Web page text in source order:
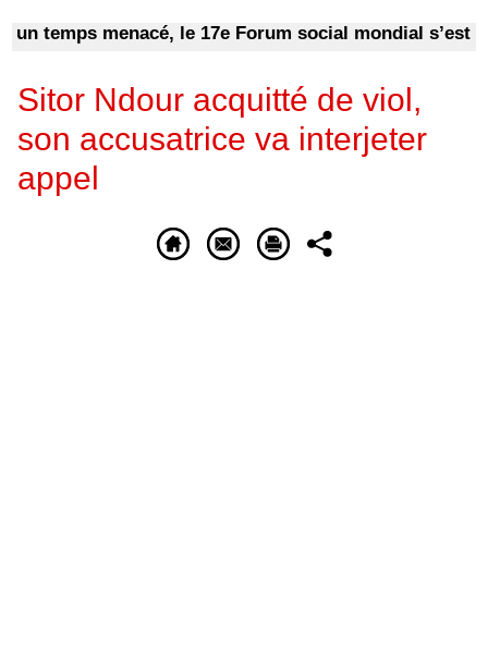
menacé, le 17e Forum social mondial s’est
Sitor Ndour acquitté de viol,
son accusatrice va interjeter
appel